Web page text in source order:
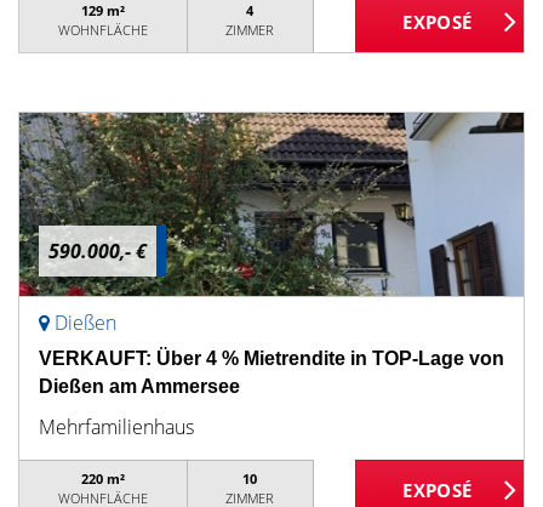
129 m²
WOHNFLÄCHE
4
ZIMMER
590.000,- €
Dießen
VERKAUFT: Über 4 % Mietrendite in TOP-Lage von
Dießen am Ammersee
Mehrfamilienhaus
220 m²
WOHNFLÄCHE
10
ZIMMER